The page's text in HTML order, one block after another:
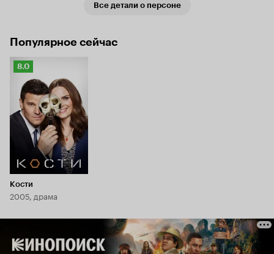
Все детали о персоне
Популярное сейчас
Рейтинг
Кинопоиска
8.0
8.0
Кости
2005, драма